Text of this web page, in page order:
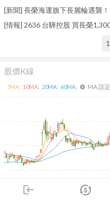
login
市場
[新聞] 長榮海運旗下長麗輪遇襲
[情報] 2636 台驊控股 買長榮
1
股價K線
2026/02/06 2026/04/08
5MA: 10MA: 20MA: 60MA: settings MA 設定